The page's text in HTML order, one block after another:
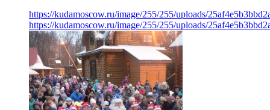
https://kudamoscow.ru/image/255/255/uploads/
https://kudamoscow.ru/image/255/255/uploads/